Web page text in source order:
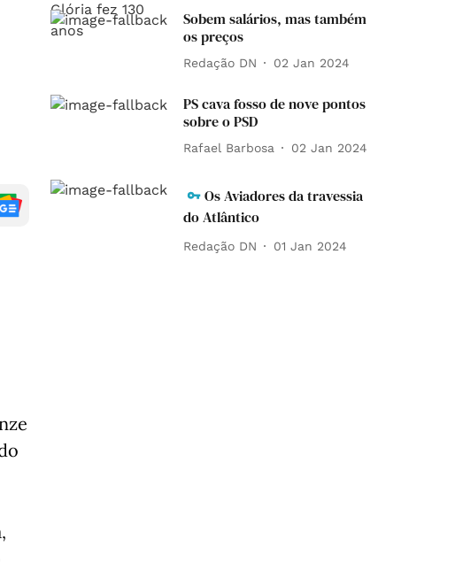
Sobem salários, mas também
os preços
Redação DN 02 Jan 2024
PS cava fosso de nove pontos
sobre o PSD
Rafael Barbosa 02 Jan 2024
Os Aviadores da travessia
do Atlântico
Redação DN 01 Jan 2024